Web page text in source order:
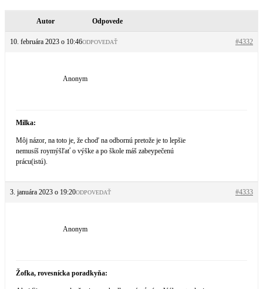
Autor Odpovede
10. februára 2023 o 10:46 #4332
ODPOVEDAŤ
Anonym
Milka:
Môj názor, na toto je, že choď na odbornú pretože je to lepšie
nemusíš roymýšľať o výške a po škole máš zabeypečenú
prácu(istú).
3. januára 2023 o 19:20 #4333
ODPOVEDAŤ
Anonym
Žofka, rovesnícka poradkyňa: